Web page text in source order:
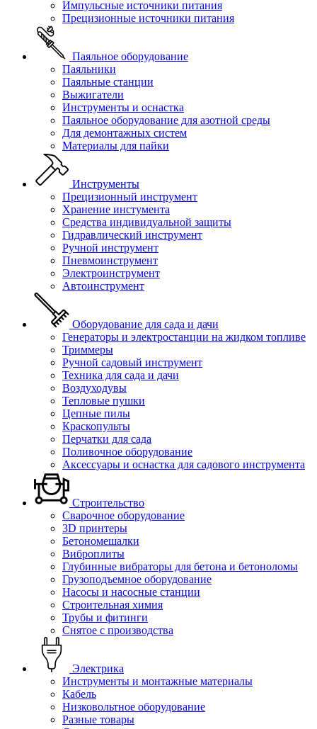
Импульсные источники питания
Прецизионные источники питания
Паяльное оборудование
Паяльники
Паяльные станции
Выжигатели
Инструменты и оснастка
Паяльное оборудование для азотной среды
Для демонтажных систем
Материалы для пайки
Инструменты
Прецизионный инструмент
Хранение инстумента
Средства индивидуальной защиты
Гидравлический инструмент
Ручной инструмент
Пневмоинструмент
Электроинструмент
Автоинструмент
Оборудование для сада и дачи
Генераторы и электростанции на жидком топливе
Триммеры
Ручной садовый инструмент
Техника для сада и дачи
Воздуходувы
Тепловые пушки
Цепные пилы
Краскопульты
Перчатки для сада
Поливочное оборудование
Аксессуары и оснастка для садового инструмента
Строительство
Сварочное оборудование
3D принтеры
Бетономешалки
Виброплиты
Глубинные вибраторы для бетона и бетоноломы
Грузоподъемное оборудование
Насосы и насосные станции
Строительная химия
Трубы и фитинги
Снятое с производства
Электрика
Инструменты и монтажные материалы
Кабель
Низковольтное оборудование
Разные товары